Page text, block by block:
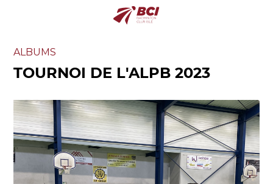
ALBUMS
TOURNOI DE L'ALPB 2023